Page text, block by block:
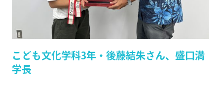
こども文化学科3年・後藤結朱さん、盛口満
学長